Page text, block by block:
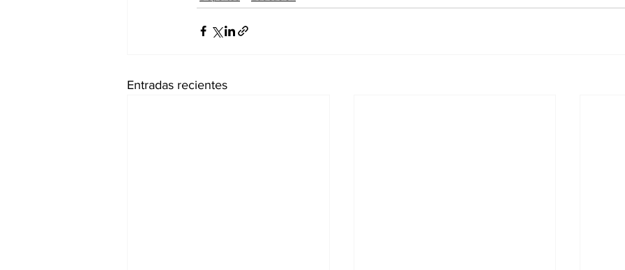
Entradas recientes